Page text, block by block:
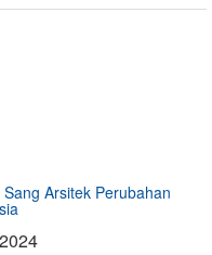
Arsitek Perubahan